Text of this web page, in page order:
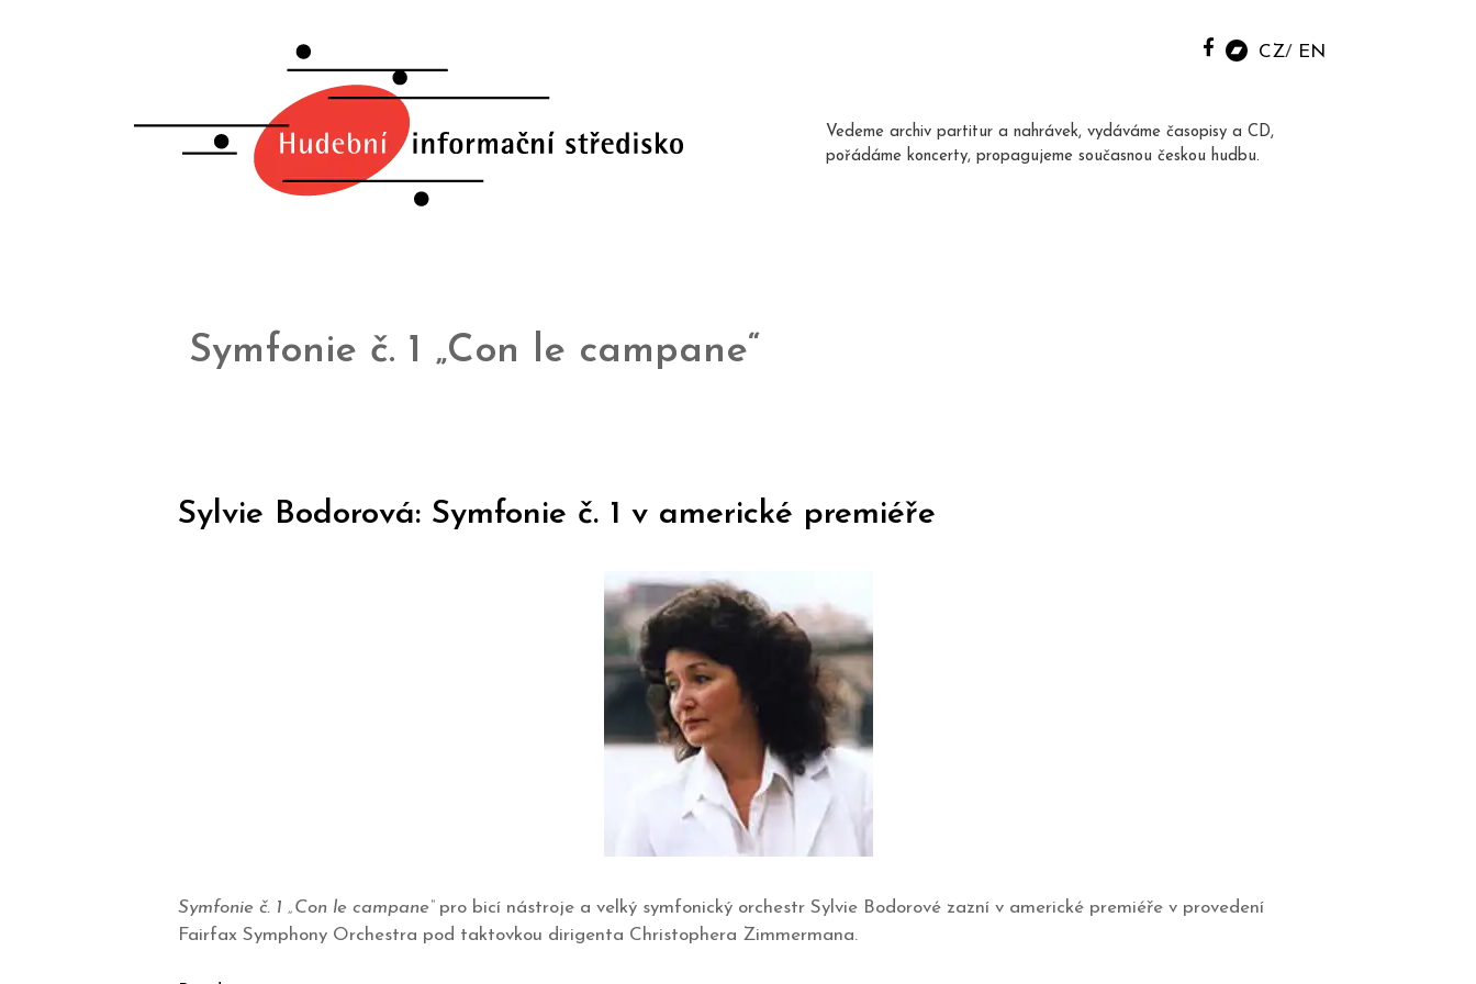
CZ EN
Vedeme archiv partitur a nahrávek, vydáváme časopisy a CD,
pořádáme koncerty, propagujeme současnou českou hudbu.
Symfonie č. 1 „Con le campane“
Sylvie Bodorová: Symfonie č. 1 v americké premiéře
Symfonie č. 1 „Con le campane“pro bicí nástroje a velký symfonický orchestr Sylvie Bodorové zazní v americké premiéře v provedení
Fairfax Symphony Orchestra pod taktovkou dirigenta Christophera Zimmermana.